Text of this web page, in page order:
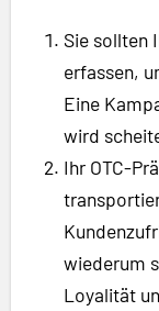
Sie sollten
erfassen,
Eine
wird
Ihr OTC-
wiederum
Loyalität